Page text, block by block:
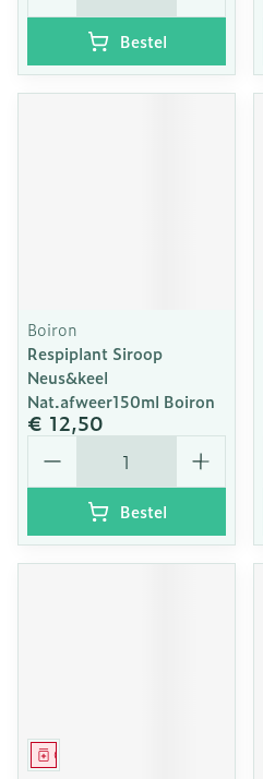
Bestel
Boiron
Respiplant Siroop
Neus&keel
Nat.afweer150ml Boiron
€ 12,50
Aantal
Bestel
Geneesmiddel